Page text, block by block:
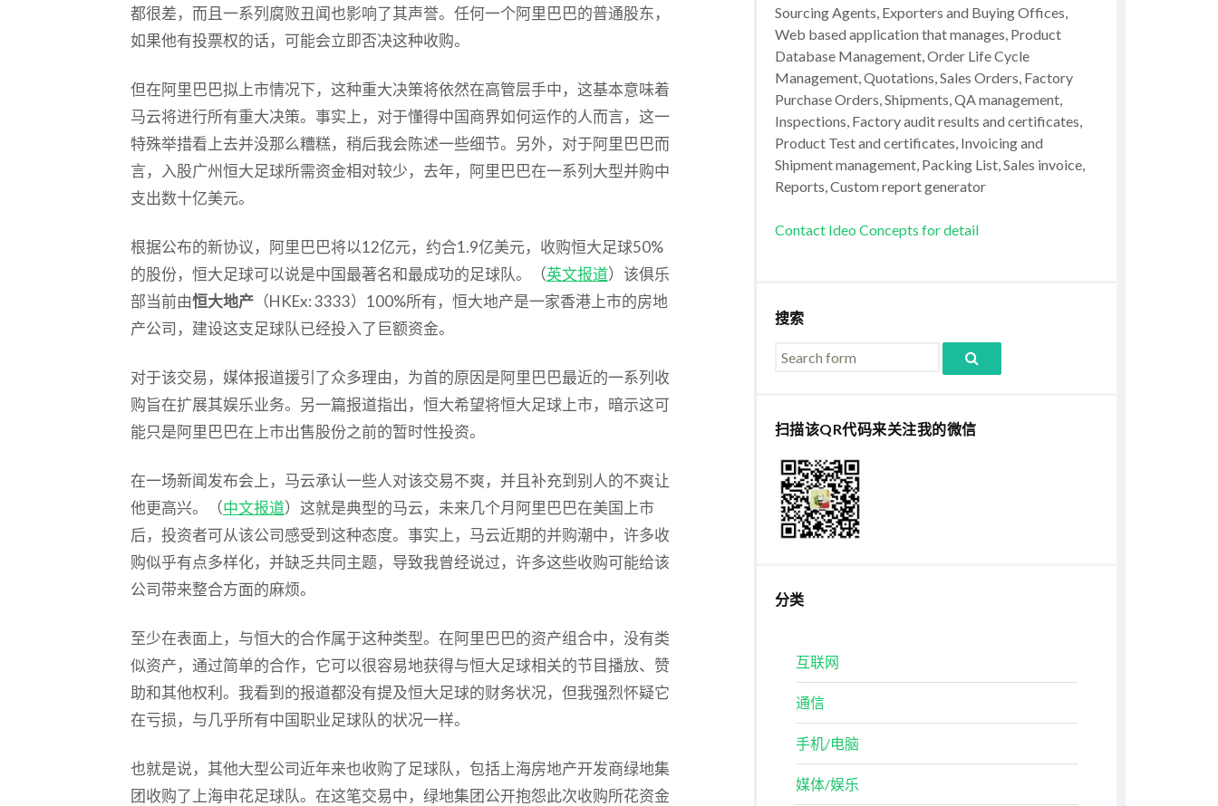
都很差，而且一系列腐败丑闻也影响了其声誉。任何一个阿里巴巴的普通股东，
如果他有投票权的话，可能会立即否决这种收购。
但在阿里巴巴拟上市情况下，这种重大决策将依然在高管层手中，这基本意味着
马云将进行所有重大决策。事实上，对于懂得中国商界如何运作的人而言，这一
特殊举措看上去并没那么糟糕，稍后我会陈述一些细节。另外，对于阿里巴巴而
言，入股广州恒大足球所需资金相对较少，去年，阿里巴巴在一系列大型并购中
支出数十亿美元。
根据公布的新协议，阿里巴巴将以12亿元，约合1.9亿美元，收购恒大足球50%
的股份，恒大足球可以说是中国最著名和最成功的足球队。（英文报道）该俱乐
部当前由恒大地产（HKEx: 3333）100%所有，恒大地产是一家香港上市的房地
产公司，建设这支足球队已经投入了巨额资金。
对于该交易，媒体报道援引了众多理由，为首的原因是阿里巴巴最近的一系列收
购旨在扩展其娱乐业务。另一篇报道指出，恒大希望将恒大足球上市，暗示这可
能只是阿里巴巴在上市出售股份之前的暂时性投资。
在一场新闻发布会上，马云承认一些人对该交易不爽，并且补充到别人的不爽让
他更高兴。（中文报道）这就是典型的马云，未来几个月阿里巴巴在美国上市
后，投资者可从该公司感受到这种态度。事实上，马云近期的并购潮中，许多收
购似乎有点多样化，并缺乏共同主题，导致我曾经说过，许多这些收购可能给该
公司带来整合方面的麻烦。
至少在表面上，与恒大的合作属于这种类型。在阿里巴巴的资产组合中，没有类
似资产，通过简单的合作，它可以很容易地获得与恒大足球相关的节目播放、赞
助和其他权利。我看到的报道都没有提及恒大足球的财务状况，但我强烈怀疑它
在亏损，与几乎所有中国职业足球队的状况一样。
也就是说，其他大型公司近年来也收购了足球队，包括上海房地产开发商绿地集
团收购了上海申花足球队。在这笔交易中，绿地集团公开抱怨此次收购所花资金
Sourcing Agents, Exporters and Buying Offices,
Web based application that manages, Product
Database Management, Order Life Cycle
Management, Quotations, Sales Orders, Factory
Purchase Orders, Shipments, QA management,
Inspections, Factory audit results and certificates,
Product Test and certificates, Invoicing and
Shipment management, Packing List, Sales invoice,
Reports, Custom report generator
Contact Ideo Concepts for detail
搜索
扫描该QR代码来关注我的微信
分类
互联网
通信
手机/电脑
媒体/娱乐